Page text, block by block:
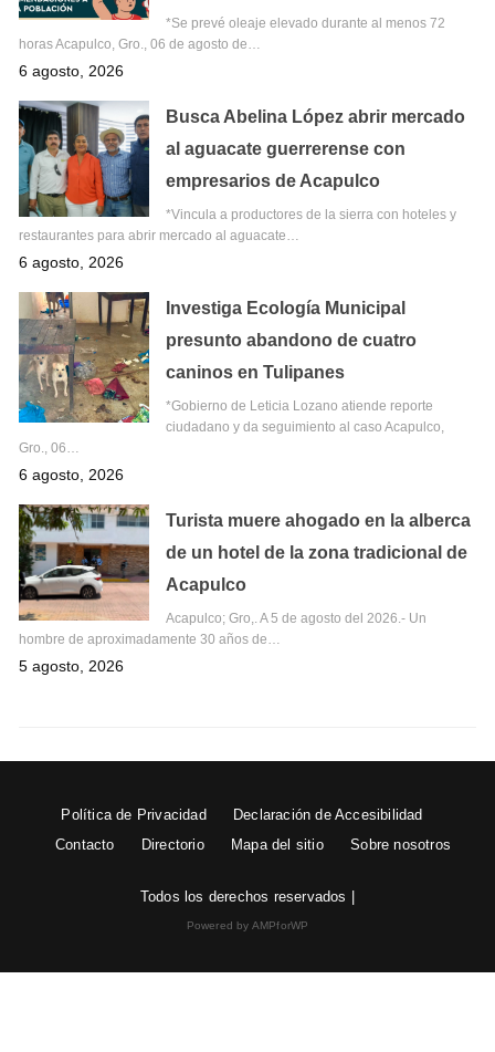
*Se prevé oleaje elevado durante al menos 72
horas Acapulco, Gro., 06 de agosto de…
6 agosto, 2026
Busca Abelina López abrir mercado
al aguacate guerrerense con
empresarios de Acapulco
*Vincula a productores de la sierra con hoteles y
restaurantes para abrir mercado al aguacate…
6 agosto, 2026
Investiga Ecología Municipal
presunto abandono de cuatro
caninos en Tulipanes
*Gobierno de Leticia Lozano atiende reporte
ciudadano y da seguimiento al caso Acapulco,
Gro., 06…
6 agosto, 2026
Turista muere ahogado en la alberca
de un hotel de la zona tradicional de
Acapulco
Acapulco; Gro,. A 5 de agosto del 2026.- Un
hombre de aproximadamente 30 años de…
5 agosto, 2026
Política de Privacidad
Declaración de Accesibilidad
Contacto
Directorio Mapa del sitio Sobre nosotros
Todos los derechos reservados |
Powered by AMPforWP